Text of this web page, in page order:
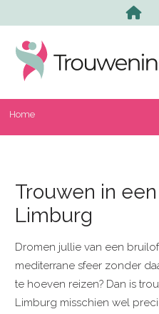
Home
Trouwen in
Limburg
Dromen jullie van een
mediterrane sfeer zonder
te hoeven reizen? Dan is
Limburg misschien wel